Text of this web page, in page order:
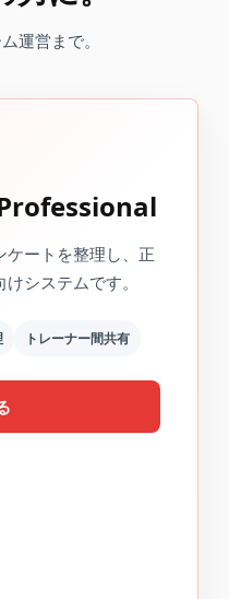
運営まで。
ケートを整理し、正
システムです。
トレーナー間共有